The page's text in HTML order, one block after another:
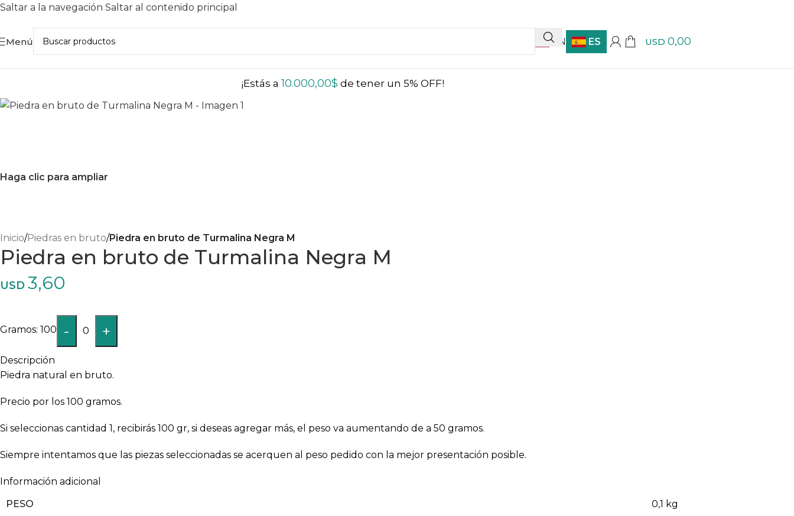
Saltar a la navegación Saltar al contenido principal
Menú EN ES USD 0,00
¡Estás a10.000,00$ de tener un 5% OFF!
Haga clic para ampliar
Inicio/Piedras en bruto/Piedra en bruto de Turmalina Negra M
Piedra en bruto de Turmalina Negra M
USD 3,60
100 - 0 +
Descripción
Piedra natural en bruto.
Precio por los 100 gramos.
Si seleccionas cantidad 1, recibirás 100 gr, si deseas agregar más, el peso va aumentando de a 50 gramos.
Siempre intentamos que las piezas seleccionadas se acerquen al peso pedido con la mejor presentación posible.
Información adicional
PESO
0,1 kg